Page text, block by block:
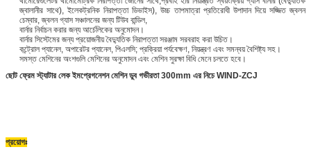
জ্বালানীর সাথে), ইলেকট্রনিক নিরাপত্তা ডিভাইস), উচ্চ তাপমাত্রা প্রতিরোধী উপাদান দিয়ে সজ্জিত জ্বলন
চেম্বার, জ্বলন গ্যাস সঞ্চালনের জন্য টিউব বান্ডিল,
বার্নার নির্বাচন করার জন্য আর্চেলিকের অনুমোদন।
বার্নার সিস্টেমের জন্য প্রয়োজনীয় বৈদ্যুতিক নিরাপত্তা সরঞ্জাম সরবরাহ করা উচিত।
কন্ট্রোল প্যানেল, অপারেটর প্যানেল, পিএলসি; প্রক্রিয়া পর্যবেক্ষণ, নিয়ন্ত্রণ এবং সমন্বয় বৈশিষ্ট্য সহ।
সমস্ত মেশিনের অংশগুলি মেশিনের অনুমোদন এবং মেশিন সুরক্ষা বিধি মেনে চলতে হবে।
ছোট ফ্রেম স্ট্যাটার লেক ইমপ্রেগনেশন মেশিন ডুব গভীরতা 300mm এর নিচে WIND-ZCJ
প্রয়োগঃ